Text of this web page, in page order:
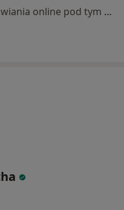
Specjalista nie oferuje umawiania online pod tym adresem.